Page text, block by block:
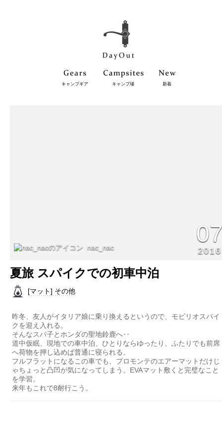
キャンプギア キャンプ場 新着
nac_nac 2016
夏旅 スパイクでの初車中泊
[マット] その他
昨冬、友人がイタリア娘に乗り換えるというので、モビリオスパイ
クを迎え入れる。
そんなスパ子とホンダの聖地鈴鹿へ‥
道中仮眠、現地での車中泊、ひとりならゆったり、ふたりでも前席
へ荷物を押し込めば普通に寝られる。
フルフラットになるこの車でも、プロモンテのエアーマットだけじ
ゃちょっと凸凹が気になってしまう。EVAマット敷くと完璧なこと
を学習。
来年もこれで8耐行こう。